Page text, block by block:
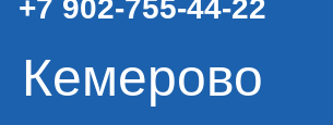
+7 902-755-44-22
Кемерово